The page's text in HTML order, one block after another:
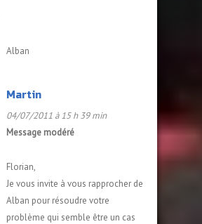
Alban
Martin
04/07/2011 à 15 h 39 min
Message modéré
Florian,
Je vous invite à vous rapprocher de
Alban pour résoudre votre
problème qui semble être un cas